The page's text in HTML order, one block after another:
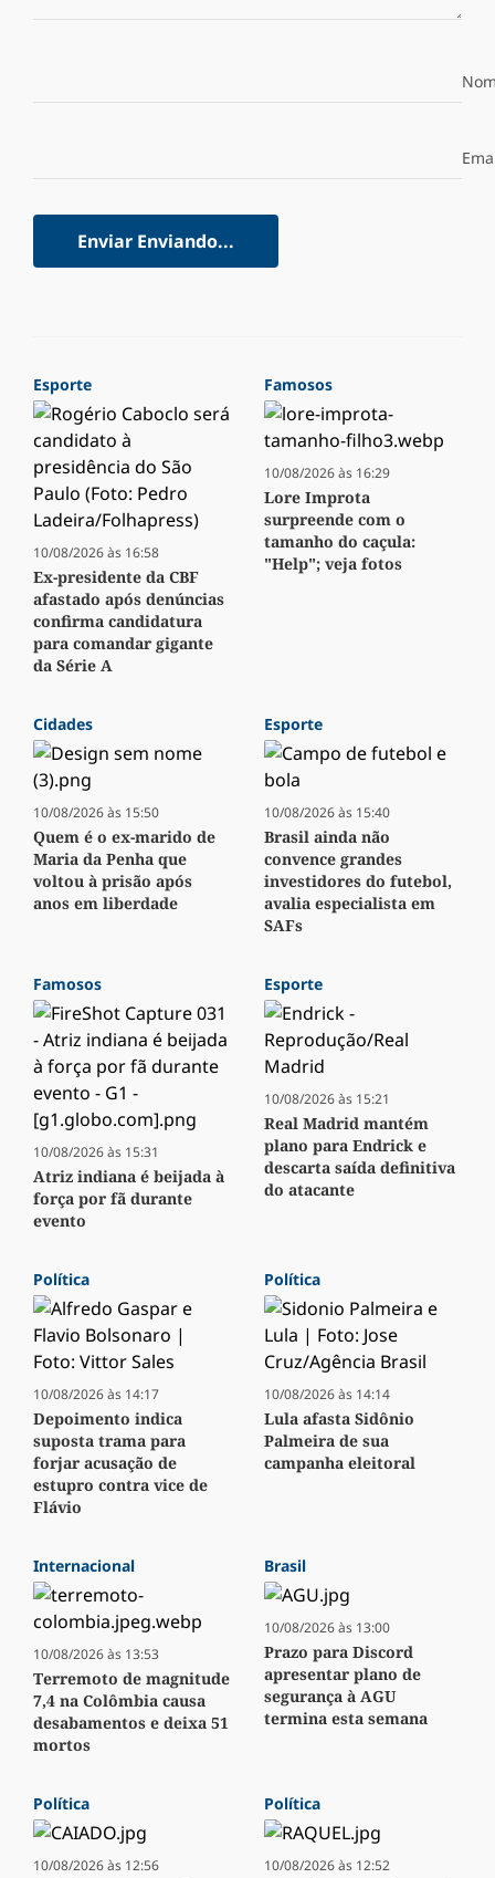
Enviar Enviando...
Esporte
10/08/2026 às 16:58
Ex-presidente da CBF
afastado após denúncias
confirma candidatura
para comandar gigante
da Série A
Famosos
10/08/2026 às 16:29
Lore Improta
surpreende com o
tamanho do caçula:
"Help"; veja fotos
Cidades
10/08/2026 às 15:50
Quem é o ex-marido de
Maria da Penha que
voltou à prisão após
anos em liberdade
Esporte
10/08/2026 às 15:40
Brasil ainda não
convence grandes
investidores do futebol,
avalia especialista em
SAFs
Famosos
10/08/2026 às 15:31
Atriz indiana é beijada à
força por fã durante
evento
Esporte
10/08/2026 às 15:21
Real Madrid mantém
plano para Endrick e
descarta saída definitiva
do atacante
Política
10/08/2026 às 14:17
Depoimento indica
suposta trama para
forjar acusação de
estupro contra vice de
Flávio
Política
10/08/2026 às 14:14
Lula afasta Sidônio
Palmeira de sua
campanha eleitoral
Internacional
10/08/2026 às 13:53
Terremoto de magnitude
7,4 na Colômbia causa
desabamentos e deixa 51
mortos
Brasil
10/08/2026 às 13:00
Prazo para Discord
apresentar plano de
segurança à AGU
termina esta semana
Política
10/08/2026 às 12:56
Política
10/08/2026 às 12:52